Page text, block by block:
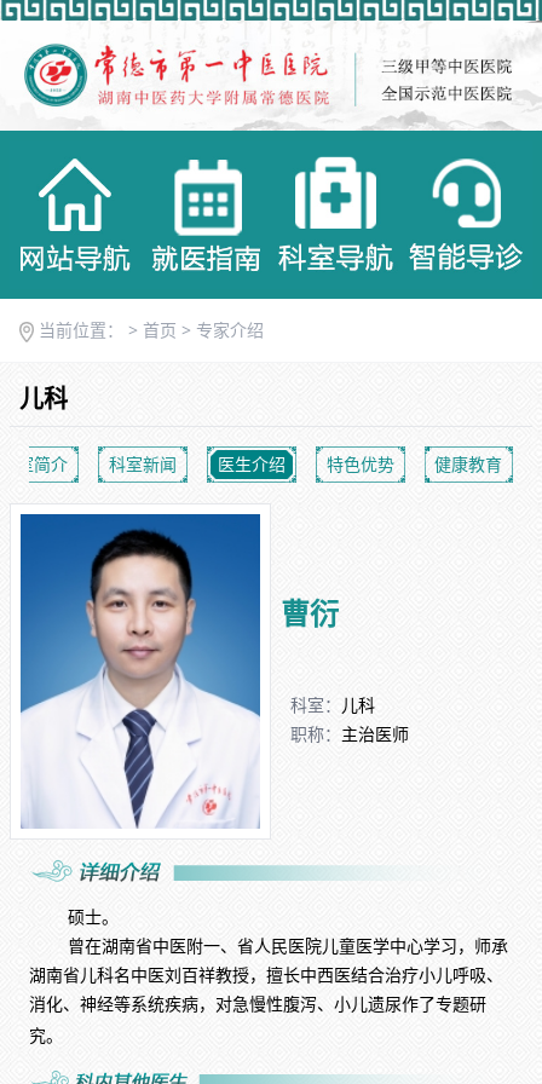
当前位置： > 首页 > 专家介绍
儿科
科室简介 科室新闻 医生介绍 特色优势 健康教育
曹衍
科室： 儿科
职称： 主治医师
硕士。
曾在湖南省中医附一、省人民医院儿童医学中心学习，师承
湖南省儿科名中医刘百祥教授，擅长中西医结合治疗小儿呼吸、
消化、神经等系统疾病，对急慢性腹泻、小儿遗尿作了专题研
究。